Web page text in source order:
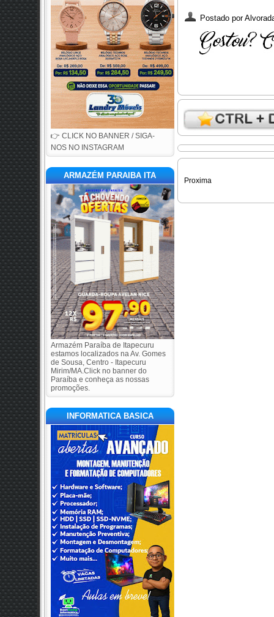
👉 CLICK NO BANNER / SIGA-
NOS NO INSTAGRAM
ARMAZÉM PARAIBA ITA
Armazém Paraíba de Itapecuru
estamos localizados na Av. Gomes
de Sousa, Centro - Itapecuru
Mirim/MA.Click no banner do
Paraíba e conheça as nossas
promoções.
INFORMATICA BASICA
Postado por
Proxima